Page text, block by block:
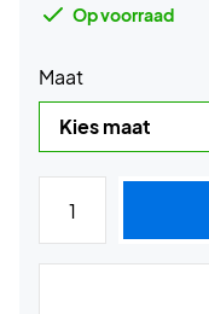
Op voorraad
Maat